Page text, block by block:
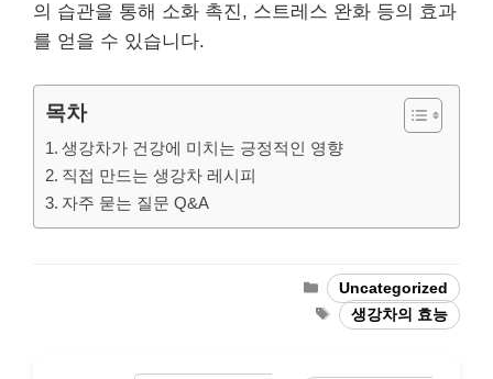
의 습관을 통해 소화 촉진, 스트레스 완화 등의 효과
를 얻을 수 있습니다.
목차
생강차가 건강에 미치는 긍정적인 영향
직접 만드는 생강차 레시피
자주 묻는 질문 Q&A
Categories
Uncategorized
Tags
생강차의 효능